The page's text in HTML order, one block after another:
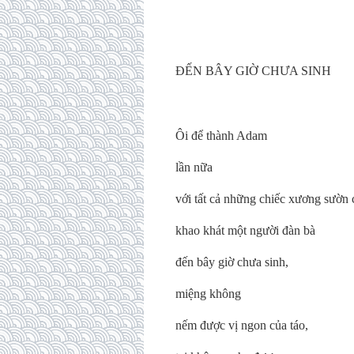
ĐẾN BÂY GIỜ CHƯA SINH
Ôi để thành Adam
lần nữa
với tất cả những chiếc xương sườn
khao khát một người đàn bà
đến bây giờ chưa sinh,
miệng không
nếm được vị ngon của táo,